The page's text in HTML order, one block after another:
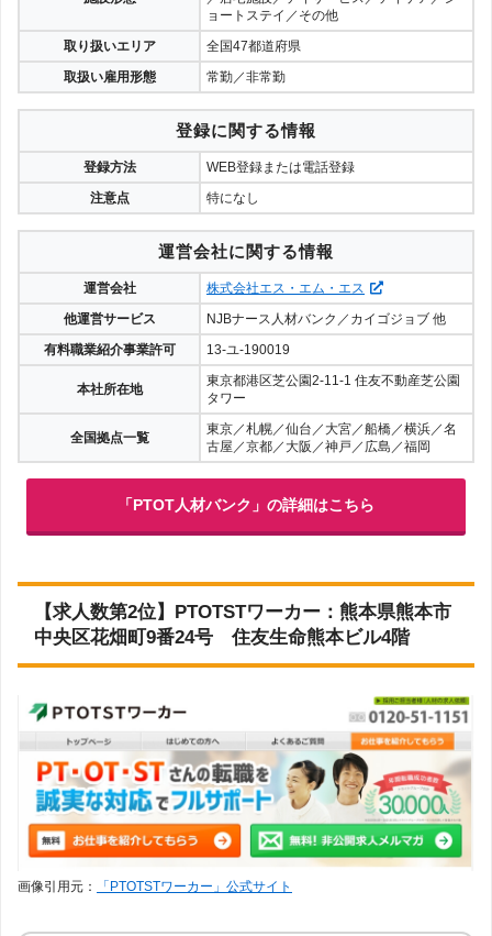
ョートステイ／その他
取り扱いエリア
全国47都道府県
取扱い雇用形態
常勤／非常勤
登録に関する情報
登録方法
WEB登録または電話登録
注意点
特になし
運営会社に関する情報
運営会社
株式会社エス・エム・エス
他運営サービス
NJBナース人材バンク／カイゴジョブ 他
有料職業紹介事業許可
13-ユ-190019
本社所在地
東京都港区芝公園2-11-1 住友不動産芝公園
タワー
全国拠点一覧
東京／札幌／仙台／大宮／船橋／横浜／名
古屋／京都／大阪／神戸／広島／福岡
「PTOT人材バンク」の詳細はこちら
【求人数第2位】PTOTSTワーカー：熊本県熊本市
中央区花畑町9番24号 住友生命熊本ビル4階
画像引用元： 「PTOTSTワーカー」公式サイト